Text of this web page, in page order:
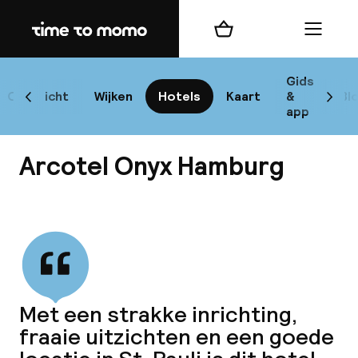
Home
Overzicht Wijken Hotels Kaart
Gids
&
app
Scroll naar links
Winkelmand Menu
Arcotel Onyx Hamburg
Met een strakke inrichting,
fraaie uitzichten en een goede